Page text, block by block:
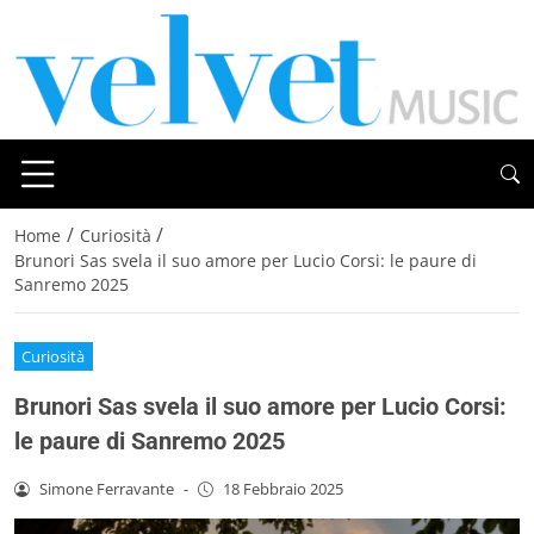
Home / Curiosità /
Brunori Sas svela il suo amore per Lucio Corsi: le paure di
Sanremo 2025
Curiosità
Brunori Sas svela il suo amore per Lucio Corsi:
le paure di Sanremo 2025
Simone Ferravante - 18 Febbraio 2025